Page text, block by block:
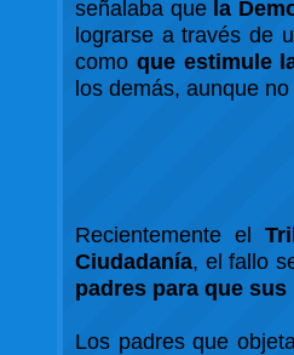
señalaba que la
lograrse a través de
como que estimule
los demás, aunque
Recientemente el
Ciudadanía, el fallo
padres para que
Los padres que